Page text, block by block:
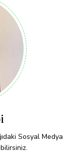
Sosyal Medya